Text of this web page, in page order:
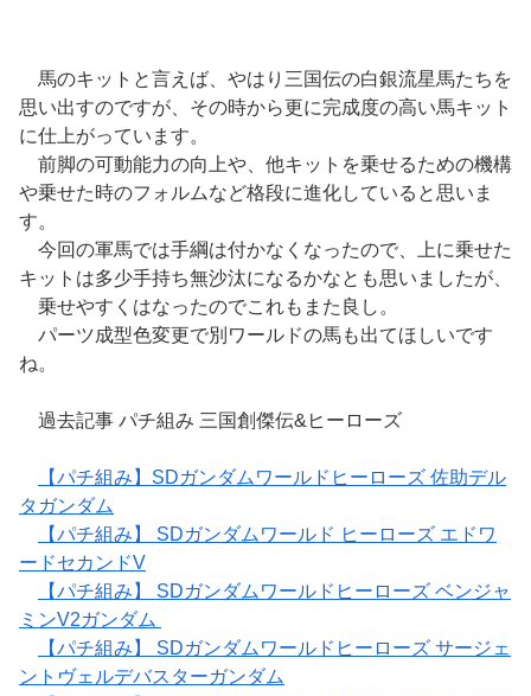
馬のキットと言えば、やはり三国伝の白銀流星馬たちを
思い出すのですが、その時から更に完成度の高い馬キット
に仕上がっています。
前脚の可動能力の向上や、他キットを乗せるための機構
や乗せた時のフォルムなど格段に進化していると思いま
す。
今回の軍馬では手綱は付かなくなったので、上に乗せた
キットは多少手持ち無沙汰になるかなとも思いましたが、
乗せやすくはなったのでこれもまた良し。
パーツ成型色変更で別ワールドの馬も出てほしいです
ね。
過去記事 パチ組み 三国創傑伝&ヒーローズ
【パチ組み】SDガンダムワールドヒーローズ 佐助デル
タガンダム
【パチ組み】 SDガンダムワールド ヒーローズ エドワ
ードセカンドV
【パチ組み】 SDガンダムワールドヒーローズ ベンジャ
ミンV2ガンダム
【パチ組み】 SDガンダムワールドヒーローズ サージェ
ントヴェルデバスターガンダム